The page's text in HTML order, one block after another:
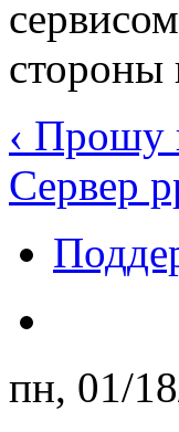
стороны
‹ Прошу
Сервер
пн, 01/